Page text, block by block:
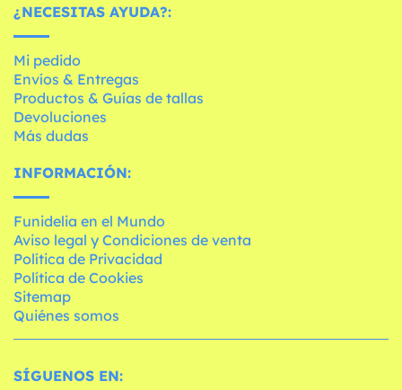
¿NECESITAS AYUDA?:
Mi pedido
Envíos & Entregas
Productos & Guías de tallas
Devoluciones
Más dudas
INFORMACIÓN:
Funidelia en el Mundo
Aviso legal y Condiciones de venta
Política de Privacidad
Política de Cookies
Sitemap
Quiénes somos
SÍGUENOS EN: